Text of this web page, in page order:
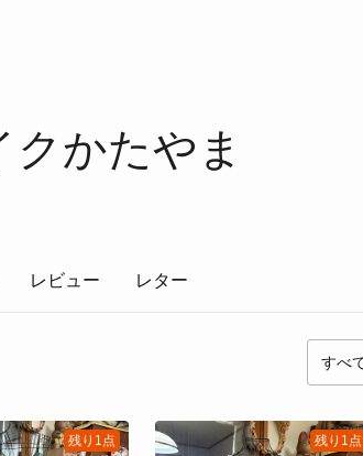
かたやま
レビュー レター
残り1点 残り1点